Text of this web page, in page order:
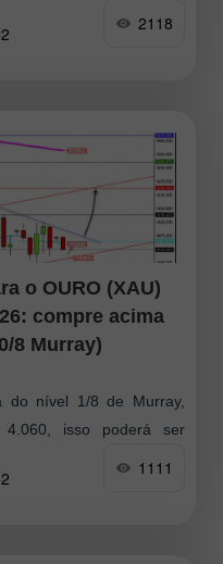
nível 4/8 de Murray, em
2118
o OURO (XAU)
compre acima
8 Murray)
do nível 1/8 de Murray,
isso poderá ser
compras nos próximos
1111